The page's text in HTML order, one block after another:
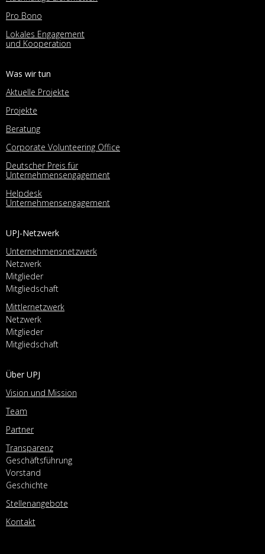
Pro Bono
Lokales Engagement
und Kooperation
Was wir tun
Aktuelle Projekte
Projekte
Beratung
Corporate Volunteering Office
Deutscher Preis für
Unternehmensengagement
Helpdesk
Unternehmensengagement
UPJ-Netzwerk
Unternehmensnetzwerk
Netzwerk
Mitglieder
Mitgliedschaft
Mittlernetzwerk
Netzwerk
Mitglieder
Mitgliedschaft
Über UPJ
Vision und Mission
Team
Partner
Transparenz
Geschäftsführung
Vorstand
Geschichte
Stellenangebote
Kontakt